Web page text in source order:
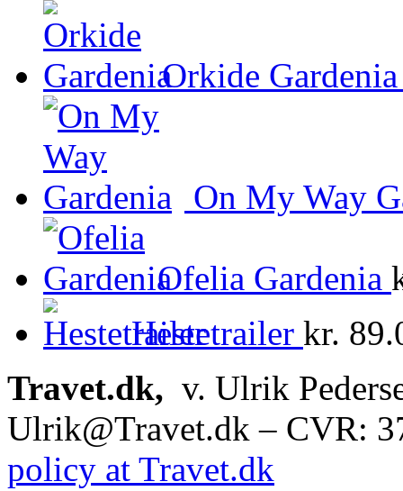
Orkide Gardenia
On My Way
Ofelia Gardenia
Hestetrailer kr.
Travet.dk, v. Ulrik
Ulrik@Travet.dk – CVR:
policy at Travet.dk